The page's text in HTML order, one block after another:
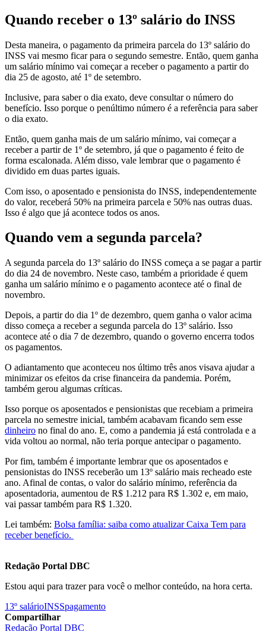
Quando receber o 13º salário do INSS
Desta maneira, o pagamento da primeira parcela do 13º salário do
INSS vai mesmo ficar para o segundo semestre. Então, quem ganha
um salário mínimo vai começar a receber o pagamento a partir do
dia 25 de agosto, até 1º de setembro.
Inclusive, para saber o dia exato, deve consultar o número do
benefício. Isso porque o penúltimo número é a referência para saber
o dia exato.
Então, quem ganha mais de um salário mínimo, vai começar a
receber a partir de 1º de setembro, já que o pagamento é feito de
forma escalonada. Além disso, vale lembrar que o pagamento é
dividido em duas partes iguais.
Com isso, o aposentado e pensionista do INSS, independentemente
do valor, receberá 50% na primeira parcela e 50% nas outras duas.
Isso é algo que já acontece todos os anos.
Quando vem a segunda parcela?
A segunda parcela do 13º salário do INSS começa a se pagar a partir
do dia 24 de novembro. Neste caso, também a prioridade é quem
ganha um salário mínimo e o pagamento acontece até o final de
novembro.
Depois, a partir do dia 1º de dezembro, quem ganha o valor acima
disso começa a receber a segunda parcela do 13º salário. Isso
acontece até o dia 7 de dezembro, quando o governo encerra todos
os pagamentos.
O adiantamento que aconteceu nos último três anos visava ajudar a
minimizar os efeitos da crise financeira da pandemia. Porém,
também gerou algumas críticas.
Isso porque os aposentados e pensionistas que recebiam a primeira
parcela no semestre inicial, também acabavam ficando sem esse
dinheiro no final do ano. E, como a pandemia já está controlada e a
vida voltou ao normal, não teria porque antecipar o pagamento.
Por fim, também é importante lembrar que os aposentados e
pensionistas do INSS receberão um 13º salário mais recheado este
ano. Afinal de contas, o valor do salário mínimo, referência da
aposentadoria, aumentou de R$ 1.212 para R$ 1.302 e, em maio,
vai passar também para R$ 1.320.
Lei também: Bolsa família: saiba como atualizar Caixa Tem para
receber benefício.
Redação Portal DBC
Estou aqui para trazer para você o melhor conteúdo, na hora certa.
13º salárioINSSpagamento
Compartilhar
Redação Portal DBC